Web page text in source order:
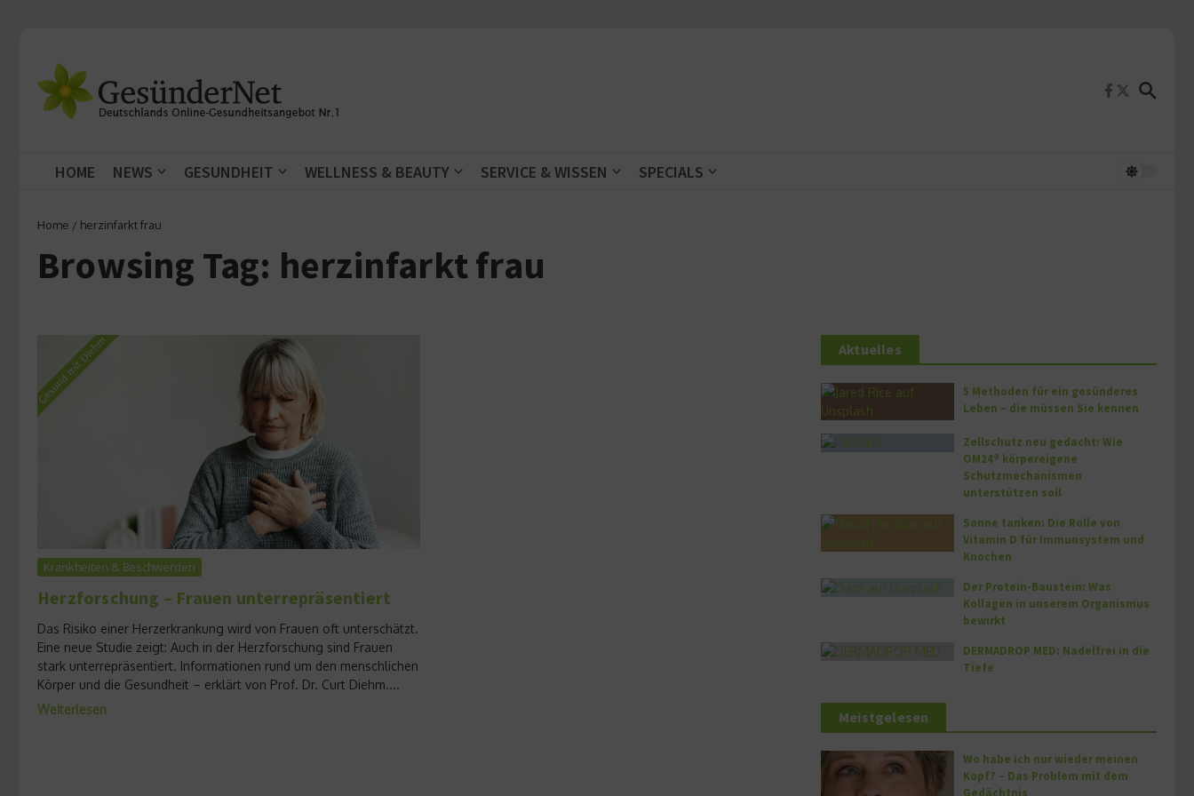
HOME NEWS GESUNDHEIT WELLNESS & BEAUTY SERVICE & WISSEN SPECIALS
Home / herzinfarkt frau
Browsing Tag: herzinfarkt frau
Krankheiten & Beschwerden
Herzforschung – Frauen unterrepräsentiert
Das Risiko einer Herzerkrankung wird von Frauen oft unterschätzt.
Eine neue Studie zeigt: Auch in der Herzforschung sind Frauen
stark unterrepräsentiert. Informationen rund um den menschlichen
Körper und die Gesundheit – erklärt von Prof. Dr. Curt Diehm....
Weiterlesen
Aktuelles
5 Methoden für ein gesünderes
Leben – die müssen Sie kennen
Zellschutz neu gedacht: Wie
OM24® körpereigene
Schutzmechanismen
unterstützen soll
Sonne tanken: Die Rolle von
Vitamin D für Immunsystem und
Knochen
Der Protein-Baustein: Was
Kollagen in unserem Organismus
bewirkt
DERMADROP MED: Nadelfrei in die
Tiefe
Meistgelesen
Wo habe ich nur wieder meinen
Kopf? – Das Problem mit dem
Gedächtnis